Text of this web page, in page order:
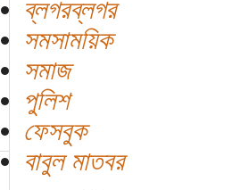
ব্লগরব্লগর
সমসাময়িক
সমাজ
পুলিশ
ফেসবুক
বাবুল মাতবর